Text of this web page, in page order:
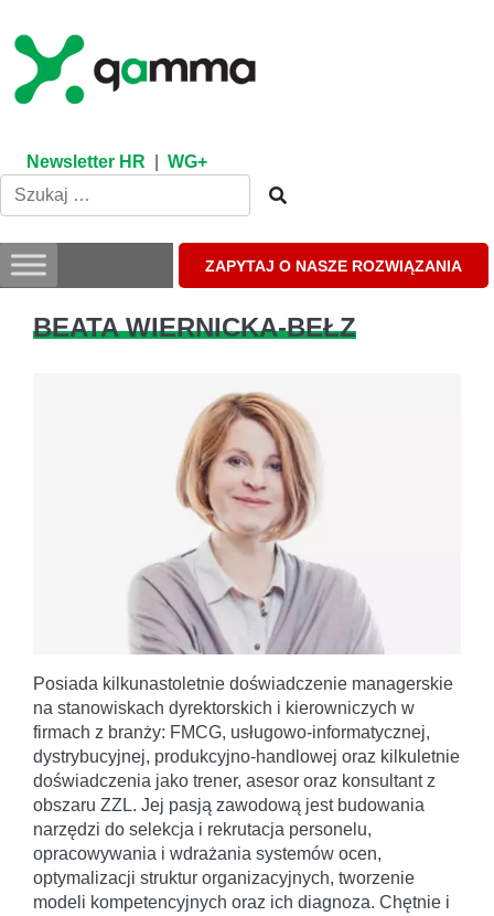
content
Newsletter HR WG+
ZAPYTAJ O NASZE ROZWIĄZANIA
BEATA WIERNICKA-BEŁZ
Posiada kilkunastoletnie doświadczenie managerskie
na stanowiskach dyrektorskich i kierowniczych w
firmach z branży: FMCG, usługowo-informatycznej,
dystrybucyjnej, produkcyjno-handlowej oraz kilkuletnie
doświadczenia jako trener, asesor oraz konsultant z
obszaru ZZL. Jej pasją zawodową jest budowania
narzędzi do selekcja i rekrutacja personelu,
opracowywania i wdrażania systemów ocen,
optymalizacji struktur organizacyjnych, tworzenie
modeli kompetencyjnych oraz ich diagnoza. Chętnie i